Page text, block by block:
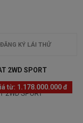
ĐĂNG KÝ LÁI THỬ
2WD SPORT
từ: 1.178.000.000 đ